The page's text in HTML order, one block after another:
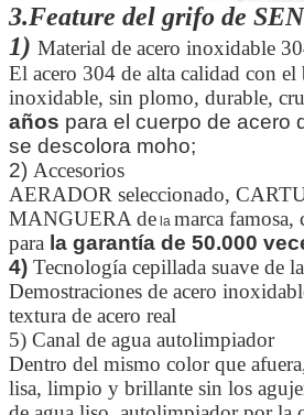
3.Feature del grifo de
1) Material de acero inoxidable
El acero 304 de alta calidad con el
inoxidable, sin plomo, durable,
años para el cuerpo de acero
se descolora moho;
2) Accesorios
AERADOR seleccionado,
MANGUERA de la marca
para la garantía de 50.000
4) Tecnología cepillada suave de
Demostraciones de acero
textura de acero real
5) Canal de agua autolimpiador
Dentro del mismo color que
lisa, limpio y brillante sin los